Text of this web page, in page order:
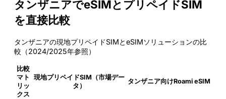
タンザニアでeSIMとプリペイドSIM
を直接比較
タンザニアの現地プリペイドSIMとeSIMソリューションの比
較（2024/2025年参照）
比較
マト
リッ
クス
現地プリペイドSIM（市場デー
タ）
タンザニア向けRoami eSIM